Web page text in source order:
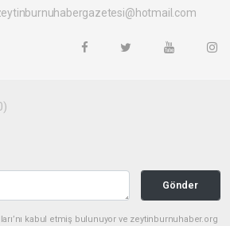
Gönder
kabul etmiş bulunuyor ve zeytinburnuhaber.org